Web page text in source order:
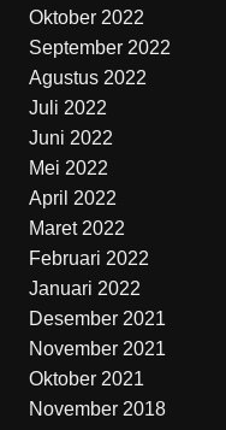
Oktober 2022
September 2022
Agustus 2022
Juli 2022
Juni 2022
Mei 2022
April 2022
Maret 2022
Februari 2022
Januari 2022
Desember 2021
November 2021
Oktober 2021
November 2018